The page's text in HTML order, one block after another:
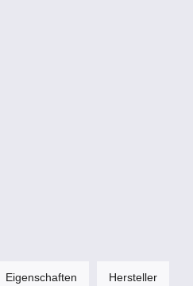
Eigenschaften Hersteller